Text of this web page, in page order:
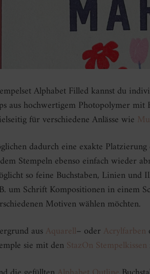
Alphabet Filled kannst du
aus hochwertigem Photopolymer
für verschiedene Anlässe wie
dadurch eine exakte
Stempeln ebenso einfach wieder
so feine Buchstaben, Linien
um Schrift Kompositionen in einem
Motiven wählen möchten.
ausAquarell– oder Acrylfarben
sie mit denStazOn Stempelkissen